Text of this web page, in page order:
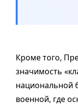
Кроме того,
значимость
национальной
военной, где